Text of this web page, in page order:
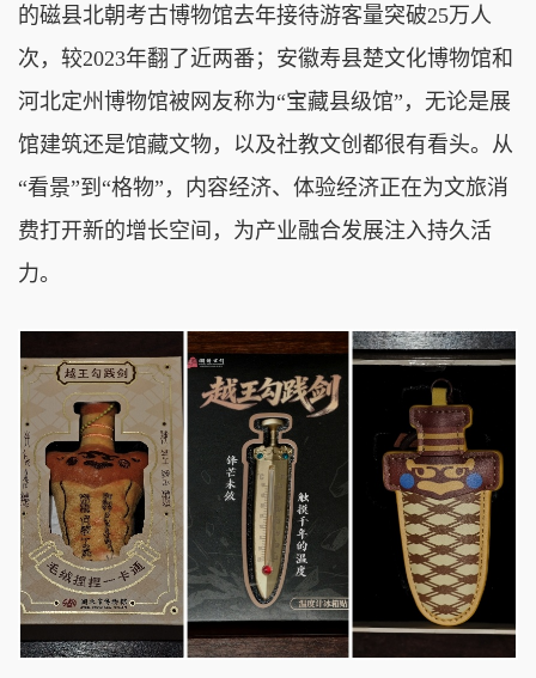
的磁县北朝考古博物馆去年接待游客量突破25万人
次，较2023年翻了近两番；安徽寿县楚文化博物馆和
河北定州博物馆被网友称为“宝藏县级馆”，无论是展
馆建筑还是馆藏文物，以及社教文创都很有看头。从
“看景”到“格物”，内容经济、体验经济正在为文旅消
费打开新的增长空间，为产业融合发展注入持久活
力。